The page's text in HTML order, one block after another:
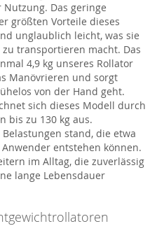
Das geringe
größten Vorteile dieses
unglaublich leicht, was sie
transportieren macht. Das
4,9 kg unseres Rollator
Manövrieren und sorgt
von der Hand geht.
sich dieses Modell durch
bis zu 130 kg aus.
stand, die etwa
entstehen können.
im Alltag, die zuverlässig
lange Lebensdauer